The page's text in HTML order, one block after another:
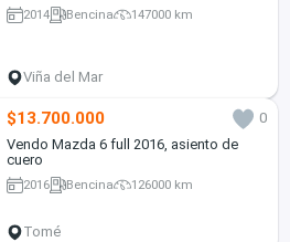
2014 Bencina 147000 km
Viña del Mar
$13.700.000
0
Vendo Mazda 6 full 2016, asiento de
cuero
2016 Bencina 126000 km
Tomé